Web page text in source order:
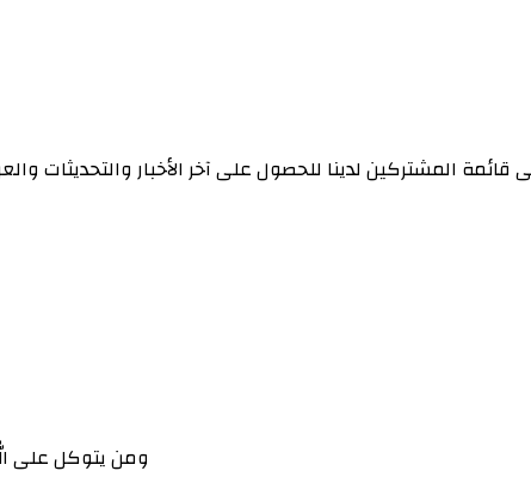
قائمة المشتركين لدينا للحصول على آخر الأخبار
ومن يتوكل على الله